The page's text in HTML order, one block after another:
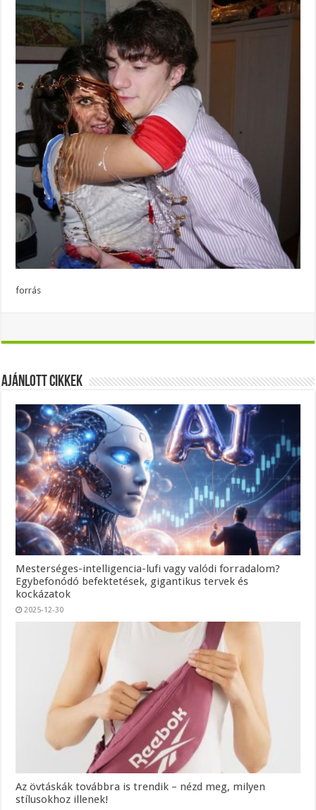
forrás
Ajánlott Cikkek
Mesterséges-intelligencia-lufi vagy valódi forradalom?
Egybefonódó befektetések, gigantikus tervek és
kockázatok
2025-12-30
Az övtáskák továbbra is trendik – nézd meg, milyen
stílusokhoz illenek!